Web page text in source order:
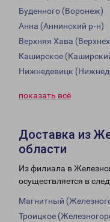
Буденного (Воронеж)
Анна (Аннинский р-н)
Верхняя Хава
Каширское
Нижнедевицк
показать всё
Доставка из
области
Из филиала в
осуществляется в
Магнитный
Троицкое